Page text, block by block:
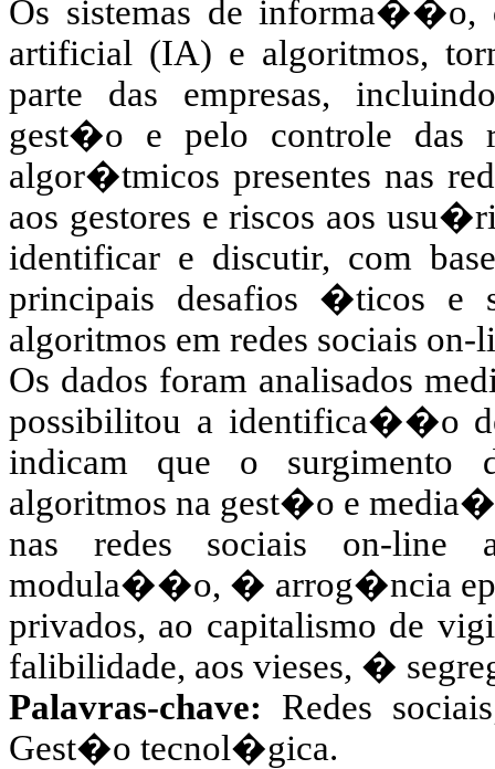
Os sistemas de
artificial (IA) e algoritmos,
parte das empresas,
gest�o e pelo controle das
algor�tmicos presentes nas
aos gestores e riscos aos
identificar e discutir, com
principais desafios �ticos e
algoritmos em redes sociais
Os dados foram analisados
possibilitou a identifica��o
indicam que o surgimento
algoritmos na gest�o e
nas redes sociais on-line
modula��o, � arrog�ncia
privados, ao capitalismo de
falibilidade, aos vieses, �
Palavras-chave: Redes
Gest�o tecnol�gica.